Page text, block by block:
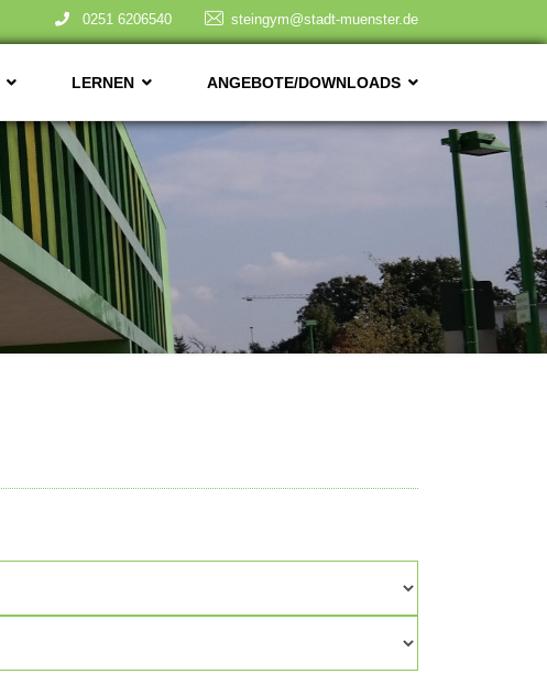
0251 6206540 steingym@stadt-muenster.de
LERNEN ANGEBOTE/DOWNLOADS